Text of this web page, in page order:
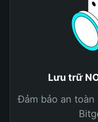
Lưu trữ
Đảm bảo an toàn